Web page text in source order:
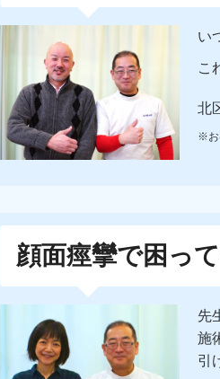
い
こ
北
※お
顔面痙攣で困っ
先
施
引